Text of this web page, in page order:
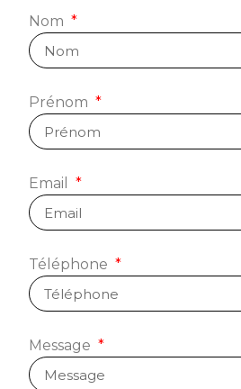
Nom
Prénom
Email
Téléphone
Message